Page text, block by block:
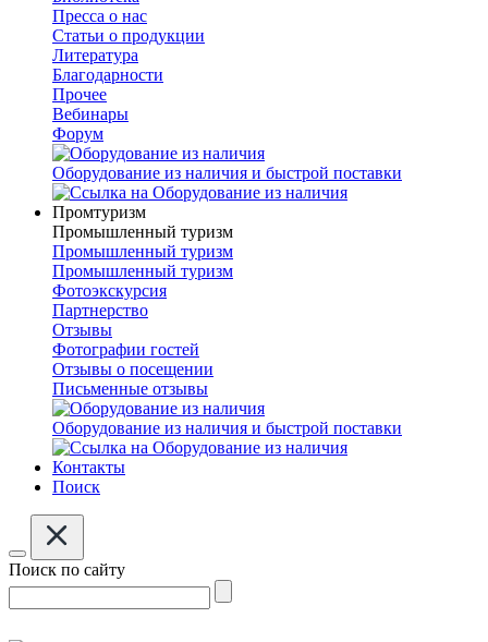
Пресса о нас
Статьи о продукции
Литература
Благодарности
Прочее
Вебинары
Форум
Оборудование из наличия и быстрой поставки
Промтуризм
Промышленный туризм
Промышленный туризм
Промышленный туризм
Фотоэкскурсия
Партнерство
Отзывы
Фотографии гостей
Отзывы о посещении
Письменные отзывы
Оборудование из наличия и быстрой поставки
Контакты
Поиск
Поиск по сайту